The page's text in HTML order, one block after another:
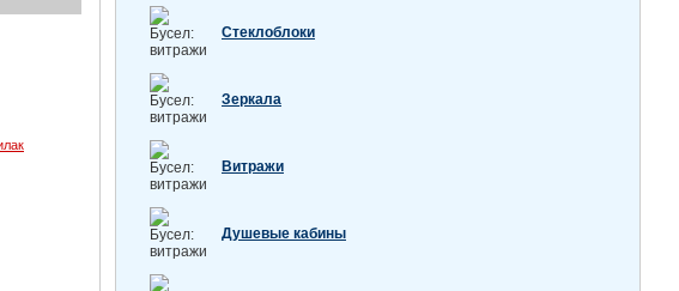
Стеклоблоки
Зеркала
Витражи
Душевые кабины